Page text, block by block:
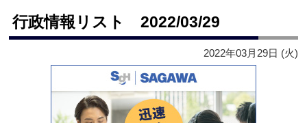
行政情報リスト 2022/03/29
2022年03月29日 (火)